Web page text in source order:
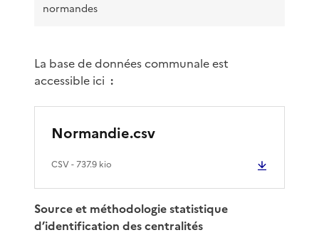
normandes
La base de données communale est
accessible ici :
Normandie.csv
CSV- 737.9 kio
Source et méthodologie statistique
d’identification des centralités